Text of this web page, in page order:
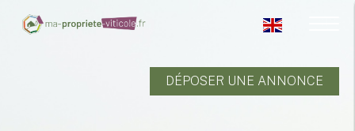
DÉPOSER UNE ANNONCE